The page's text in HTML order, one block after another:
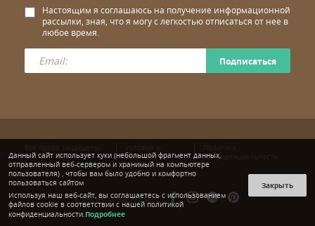
Настоящим я соглашаюсь на получение информационной
рассылки, зная, что я могу с легкостью отписаться от нее в
любое время.
Подписаться
© wuuff
положения
конфиденциальности
Следите за нами:
Данный сайт использует куки (небольшой фрагмент данных,
отправленный веб-сервером и хранимый на компьютере
пользователя) , чтобы вам было удобно и комфортно
пользоваться сайтом
Используя наш веб-сайт, вы соглашаетесь с использованием
файлов cookie в соответствии с нашей политикой
конфиденциальности.Подробнее
Закрыть